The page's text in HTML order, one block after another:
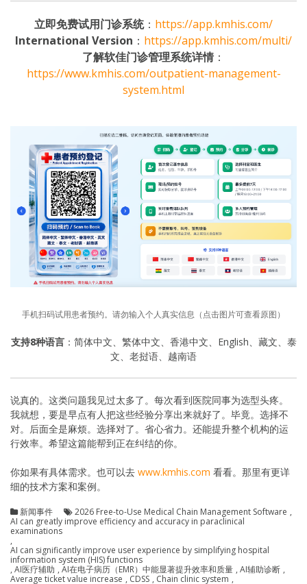
立即免费试用门诊系统： https://app.kmhis.com/
International Version ： https://app.kmhis.com/multi/
了解软佳门诊管理系统详情：
https://www.kmhis.com/outpatient-management-
system.html
手机扫码试用患者预约。请勿输入个人真实信息（点击图片可查看原图）
支持8种语言：简体中文、繁体中文、香港中文、English、藏文、泰
文、老挝语、越南语
说真的。这类问题我见过太多了。每次看到医院同事为选型头疼。
我就想，要是早点有人把这些经验分享出来就好了。毕竟。选择不
对。后面全是麻烦。选择对了。省心省力。还能提升整个机构的运
行效率。希望这篇能帮到正在纠结的你。
你如果有具体需求。也可以去 www.kmhis.com 看看。那里有更详
细的技术方案和案例。
新闻事件 2026 Free-to-Use Medical Chain Management Software ,
AI can greatly improve efficiency and accuracy in paraclinical
examinations
,
AI can significantly improve user experience by simplifying hospital
information system (HIS) functions
, AI医疗辅助 , AI在电子病历（EMR）中能显著提升效率和质量 , AI辅助诊断 ,
Average ticket value increase , CDSS , Chain clinic system ,